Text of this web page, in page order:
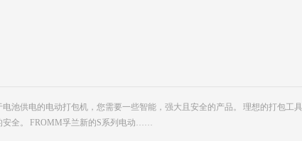
池供电的电动打包机，您需要一些智能，强大且安全的产品。 理想的打包工
安全。 FROMM孚兰新的S系列电动……